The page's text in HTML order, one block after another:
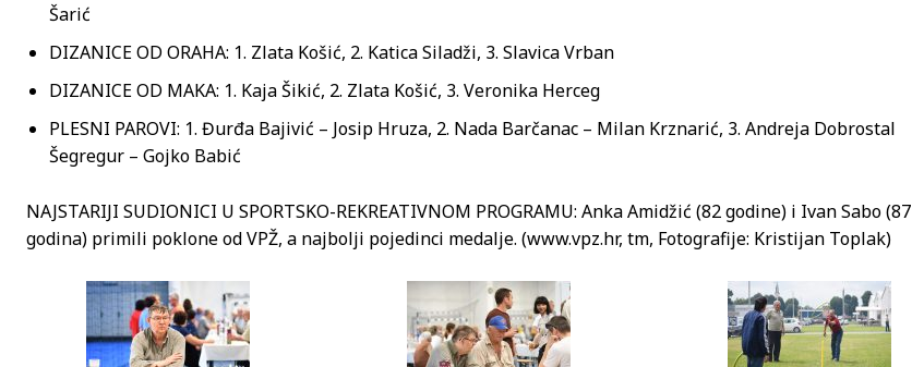
Šarić
DIZANICE OD ORAHA: 1. Zlata Košić, 2. Katica Siladži, 3. Slavica Vrban
DIZANICE OD MAKA: 1. Kaja Šikić, 2. Zlata Košić, 3. Veronika Herceg
PLESNI PAROVI: 1. Đurđa Bajivić – Josip Hruza, 2. Nada Barčanac – Milan Krznarić, 3. Andreja Dobrostal
Šegregur – Gojko Babić
NAJSTARIJI SUDIONICI U SPORTSKO-REKREATIVNOM PROGRAMU: Anka Amidžić (82 godine) i Ivan Sabo (87
godina) primili poklone od VPŽ, a najbolji pojedinci medalje. (www.vpz.hr, tm, Fotografije: Kristijan Toplak)